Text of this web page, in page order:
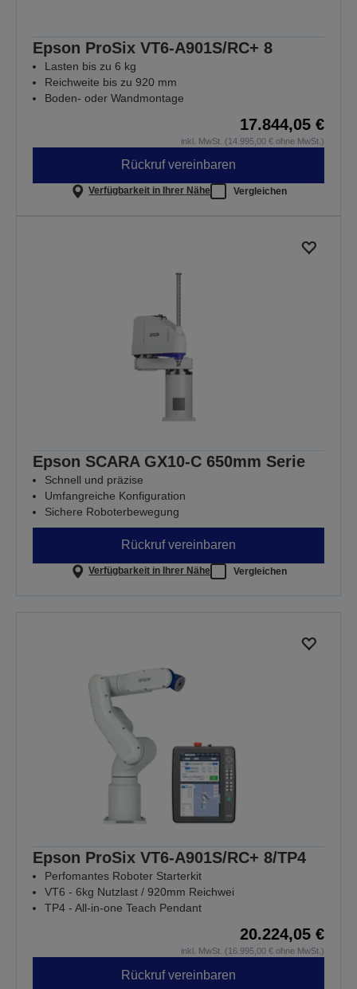
Epson ProSix VT6-A901S/RC+ 8
Lasten bis zu 6 kg
Reichweite bis zu 920 mm
Boden- oder Wandmontage
17.844,05 €
inkl. MwSt. (14.995,00 € ohne MwSt.)
Rückruf vereinbaren
Verfügbarkeit in Ihrer Nähe Vergleichen
Epson SCARA GX10-C 650mm Serie
Schnell und präzise
Umfangreiche Konfiguration
Sichere Roboterbewegung
Rückruf vereinbaren
Verfügbarkeit in Ihrer Nähe Vergleichen
Epson ProSix VT6-A901S/RC+ 8/TP4
Perfomantes Roboter Starterkit
VT6 - 6kg Nutzlast / 920mm Reichwei
TP4 - All-in-one Teach Pendant
20.224,05 €
inkl. MwSt. (16.995,00 € ohne MwSt.)
Rückruf vereinbaren